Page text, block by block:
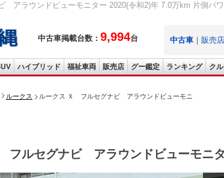
アラウンドビューモニター 2020(令和2)年 7.0万km 片側パ
中古車掲載台数： 9,994台 中古車 ｜ 販売店
ハイブリッド 福祉車両 販売店 グー鑑定 ランキング ク
ルークス
ルークス Ｘ フルセグナビ アラウンドビューモニ
フルセグナビ アラウンドビューモニ